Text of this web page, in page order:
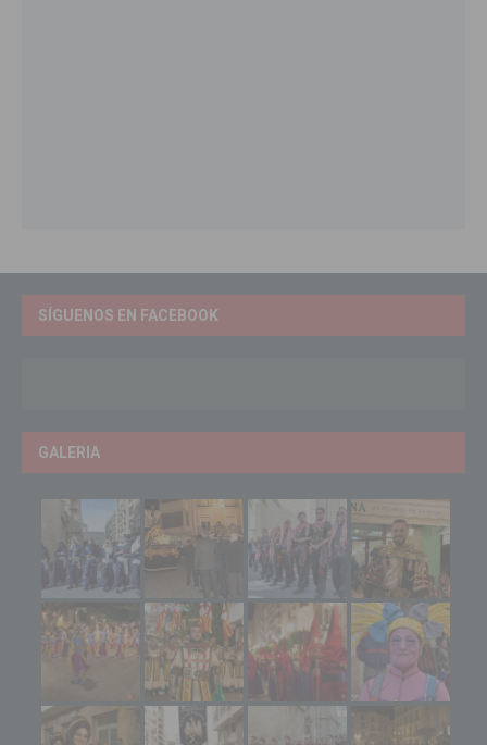
SÍGUENOS EN FACEBOOK
GALERIA